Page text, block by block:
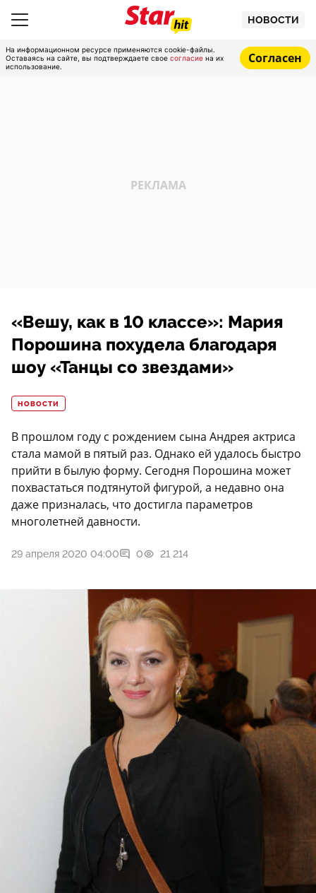
НОВОСТИ
На информационном ресурсе применяются cookie-файлы.
Оставаясь на сайте, вы подтверждаете свое согласие на их
использование.
Согласен
«Вешу, как в 10 классе»: Мария
Порошина похудела благодаря
шоу «Танцы со звездами»
НОВОСТИ
В прошлом году с рождением сына Андрея актриса
стала мамой в пятый раз. Однако ей удалось быстро
прийти в былую форму. Сегодня Порошина может
похвастаться подтянутой фигурой, а недавно она
даже призналась, что достигла параметров
многолетней давности.
29 апреля 2020 04:00 0 21 214